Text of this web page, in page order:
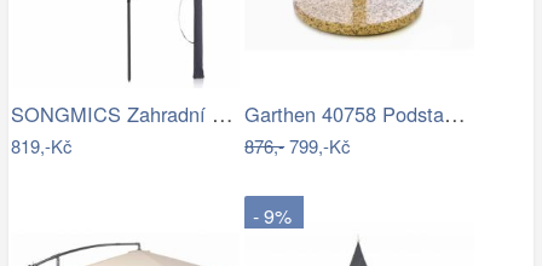
SONGMICS Zahradní slunečník Royal…
819,-Kč
Garthen 40758 Podstavec na slunečník…
876,-799,-Kč
- 9%